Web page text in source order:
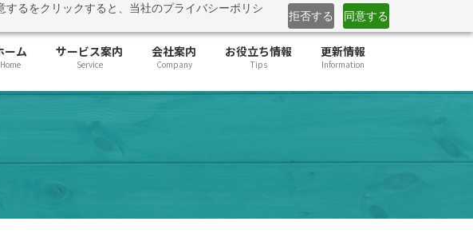
るをクリックすると、当社のプライバシーポリシ
拒否する 同意する
応・提出前チェック」提供開始 詳しくはこちら
ーム
Home
サービス案内
Service
会社案内
Company
お役立ち情報
Tips
更新情報
Information